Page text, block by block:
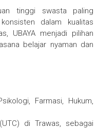
tinggi swasta paling
dalam kualitas
UBAYA menjadi pilihan
belajar nyaman dan
Farmasi, Hukum,
di Trawas, sebagai